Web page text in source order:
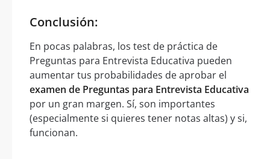
Conclusión:
En pocas palabras, los test de práctica de
Preguntas para Entrevista Educativa pueden
aumentar tus probabilidades de aprobar el
examen de Preguntas para Entrevista Educativa
por un gran margen. Sí, son importantes
(especialmente si quieres tener notas altas) y si,
funcionan.